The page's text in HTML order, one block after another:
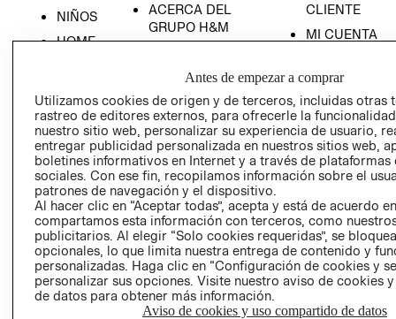
NIÑOS
HOME
ACERCA DEL
GRUPO H&M
SOCIAL
PRENSA
RELACIÓN CON
INVERSIONISTAS
POLÍTICA
EMPRESARIAL
CLIENTE
MI CUENTA
TIENDAS
- RETIRO EN
TIENDA
TÉRMINOS Y
CONDICIONES
AVISO DE
PRIVACIDAD
GIFT CARD
AVISO DE
COOKIES
Antes de empezar a comprar
Utilizamos cookies de origen y de terceros, incluidas otras
rastreo de editores externos, para ofrecerle la
nuestro sitio web, personalizar su experiencia de usuario,
entregar publicidad personalizada en nuestros sitios web,
boletines informativos en Internet y a través de plataformas
sociales. Con ese fin, recopilamos información sobre el
patrones de navegación y el dispositivo.
Al hacer clic en “Aceptar todas”, acepta y está de acuerdo
compartamos esta información con terceros, como
publicitarios. Al elegir “Solo cookies requeridas”, se
opcionales, lo que limita nuestra entrega de contenido y
personalizadas. Haga clic en “Configuración de cookies y
personalizar sus opciones. Visite nuestro aviso de cookies
de datos para obtener más información.
Aviso de cookies y uso compartido de datos